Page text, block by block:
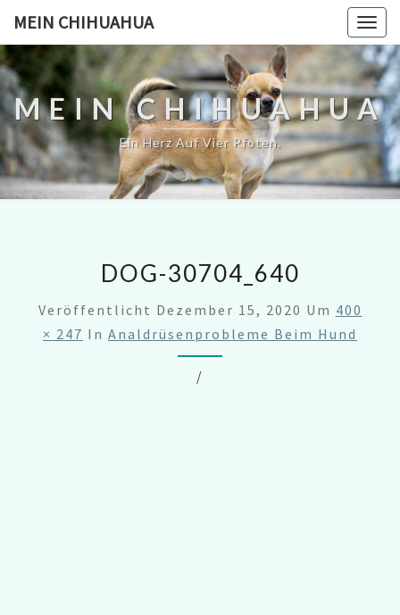
MEIN CHIHUAHUA
MEIN CHIHUAHUA
Ein Herz Auf Vier Pfoten.
DOG-30704_640
Veröffentlicht Dezember 15, 2020 Um 400
× 247 In Analdrüsenprobleme Beim Hund
/